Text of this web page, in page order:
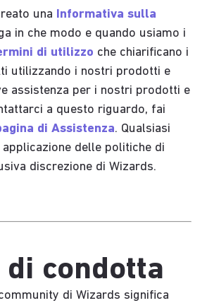
una
Informativa sulla
in che modo e quando usiamo i
di utilizzo che chiarificano i
utilizzando i nostri prodotti e
assistenza per i nostri prodotti e
a questo riguardo, fai
di Assistenza. Qualsiasi
delle politiche di
discrezione di Wizards.
di condotta
di Wizards significa